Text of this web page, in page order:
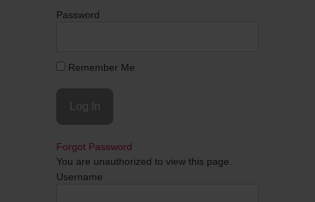
Password
Remember Me
Forgot Password
You are unauthorized to view this page.
Username